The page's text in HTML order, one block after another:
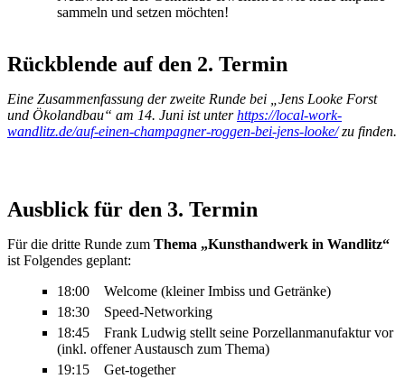
sammeln und setzen möchten!
Rückblende auf den 2. Termin
Eine Zusammenfassung der zweite Runde bei „Jens Looke Forst
und Ökolandbau“ am 14. Juni ist unterhttps://local-work-
wandlitz.de/auf-einen-champagner-roggen-bei-jens-looke/zu finden.
Ausblick für den 3. Termin
Für die dritte Runde zum Thema „Kunsthandwerk in Wandlitz“
ist Folgendes geplant:
18:00 Welcome (kleiner Imbiss und Getränke)
18:30 Speed-Networking
18:45 Frank Ludwig stellt seine Porzellanmanufaktur vor
(inkl. offener Austausch zum Thema)
19:15 Get-together